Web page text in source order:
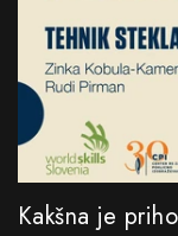
Kakšna je